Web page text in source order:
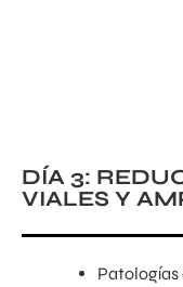
DÍA 3:
VIALES Y